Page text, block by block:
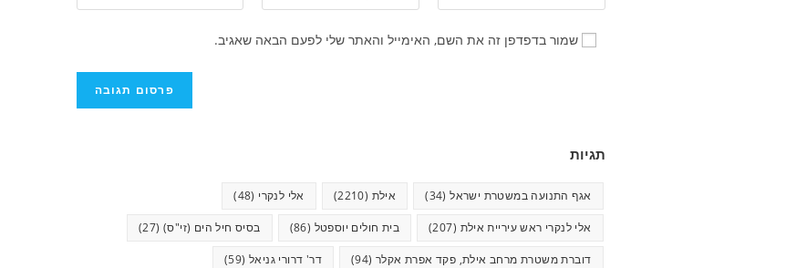
שמור בדפדפן זה את השם, האימייל והאתר שלי לפעם הבאה שאגיב.
תגיות
אגף התנועה במשטרת ישראל(34) אילת (2210) אלי לנקרי (48)
אלי לנקרי ראש עיריית אילת (207) בית חולים יוספטל (86) בסיס חיל הים (זי"ס)(27)
דוברת משטרת מרחב אילת, פקד אפרת אקלר(94) דר' דרורי גניאל(59)